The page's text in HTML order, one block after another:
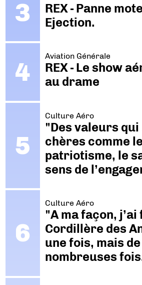
REX - Panne
Ejection.
Aviation Générale
REX - Le show
au drame
Culture Aéro
"Des valeurs qui
chères comme
patriotisme, le
sens de
Culture Aéro
"A ma façon,
Cordillère des
une fois, mais de
nombreuses